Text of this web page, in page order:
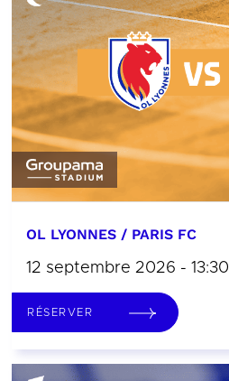
OL LYONNES / PARIS FC
12 septembre 2026 - 13:30
RÉSERVER